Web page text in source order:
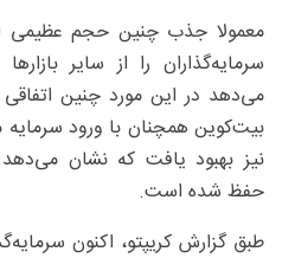
معمولا جذب چنین حجم عظیمی
سرمایه‌گذاران را از سایر
می‌دهد در این مورد چنین
بیت‌کوین همچنان با ورود
نیز بهبود یافت که نشان می‌دهد
حفظ شده است.